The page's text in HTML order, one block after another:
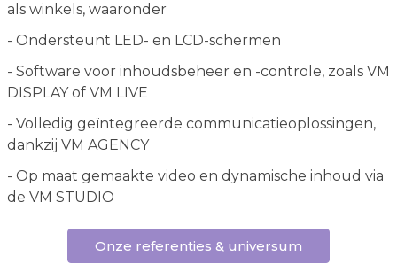
als winkels, waaronder
- Ondersteunt LED- en LCD-schermen
- Software voor inhoudsbeheer en -controle, zoals VM
DISPLAY of VM LIVE
- Volledig geïntegreerde communicatieoplossingen,
dankzij VM AGENCY
- Op maat gemaakte video en dynamische inhoud via
de VM STUDIO
Onze referenties & universum